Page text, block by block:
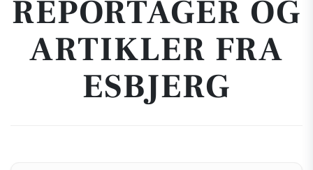
REPORTAGER OG
ARTIKLER FRA
ESBJERG